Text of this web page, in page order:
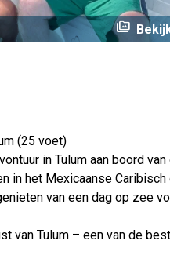
perm_media
(25 voet)
in Tulum aan boord
in het Mexicaanse
van een dag op zee
van Tulum – een van de